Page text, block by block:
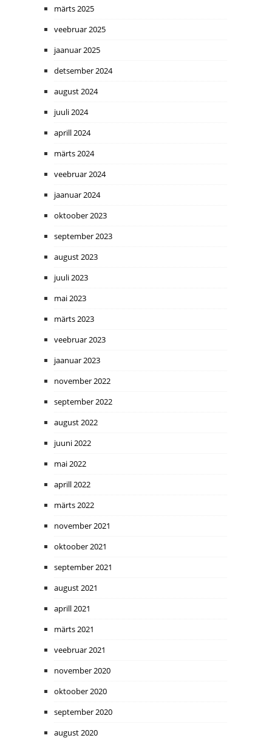
märts 2025
veebruar 2025
jaanuar 2025
detsember 2024
august 2024
juuli 2024
aprill 2024
märts 2024
veebruar 2024
jaanuar 2024
oktoober 2023
september 2023
august 2023
juuli 2023
mai 2023
märts 2023
veebruar 2023
jaanuar 2023
november 2022
september 2022
august 2022
juuni 2022
mai 2022
aprill 2022
märts 2022
november 2021
oktoober 2021
september 2021
august 2021
aprill 2021
märts 2021
veebruar 2021
november 2020
oktoober 2020
september 2020
august 2020